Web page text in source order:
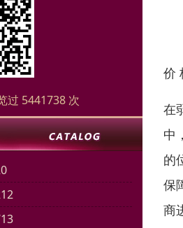
过 5441738 次
价
在
中
的
保
商